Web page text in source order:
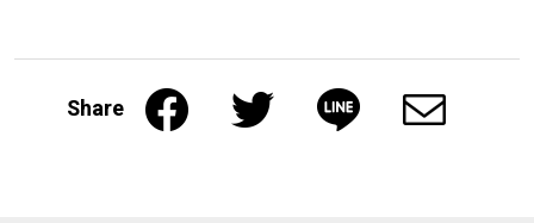
Share